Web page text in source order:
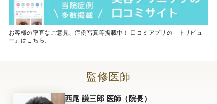
お客様の率直なご意見、症例写真等掲載中！ 口コミアプリの「トリビュ
ー」はこちら。
監修医師
西尾 謙三郎 医師（院長）